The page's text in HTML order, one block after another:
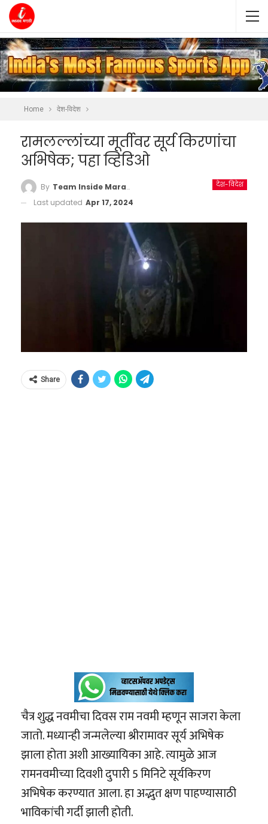
Home देश-विदेश
रामलल्लांच्या मूर्तीवर सूर्य किरणांचा
अभिषेक; पहा व्हिडिओ
देश-विदेश
By Team Inside Marathi
Last updated Apr 17, 2024
Share
चैत्र शुद्ध नवमीचा दिवस राम नवमी म्हणून साजरा केला
जातो. मध्यान्ही जन्मलेल्या श्रीरामावर सूर्य अभिषेक
झाला होता अशी आख्यायिका आहे. त्यामुळे आज
रामनवमीच्या दिवशी दुपारी 5 मिनिटे सूर्यकिरण
अभिषेक करण्यात आला. हा अद्भुत क्षण पाहण्यासाठी
भाविकांची गर्दी झाली होती.